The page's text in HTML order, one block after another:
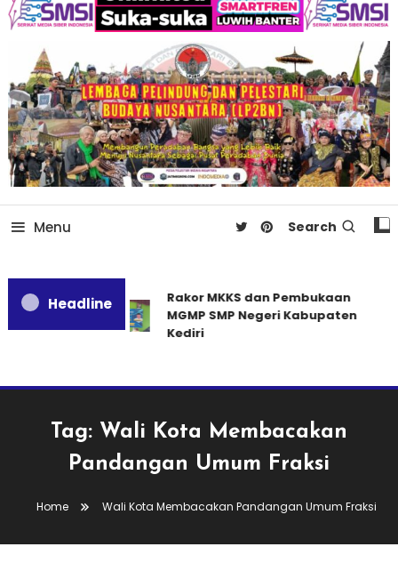
Menu Search
Headline
Rakor MKKS dan Pembukaan
MGMP SMP Negeri Kabupaten
Kediri
Tag: Wali Kota Membacakan
Pandangan Umum Fraksi
Home Wali Kota Membacakan Pandangan Umum Fraksi